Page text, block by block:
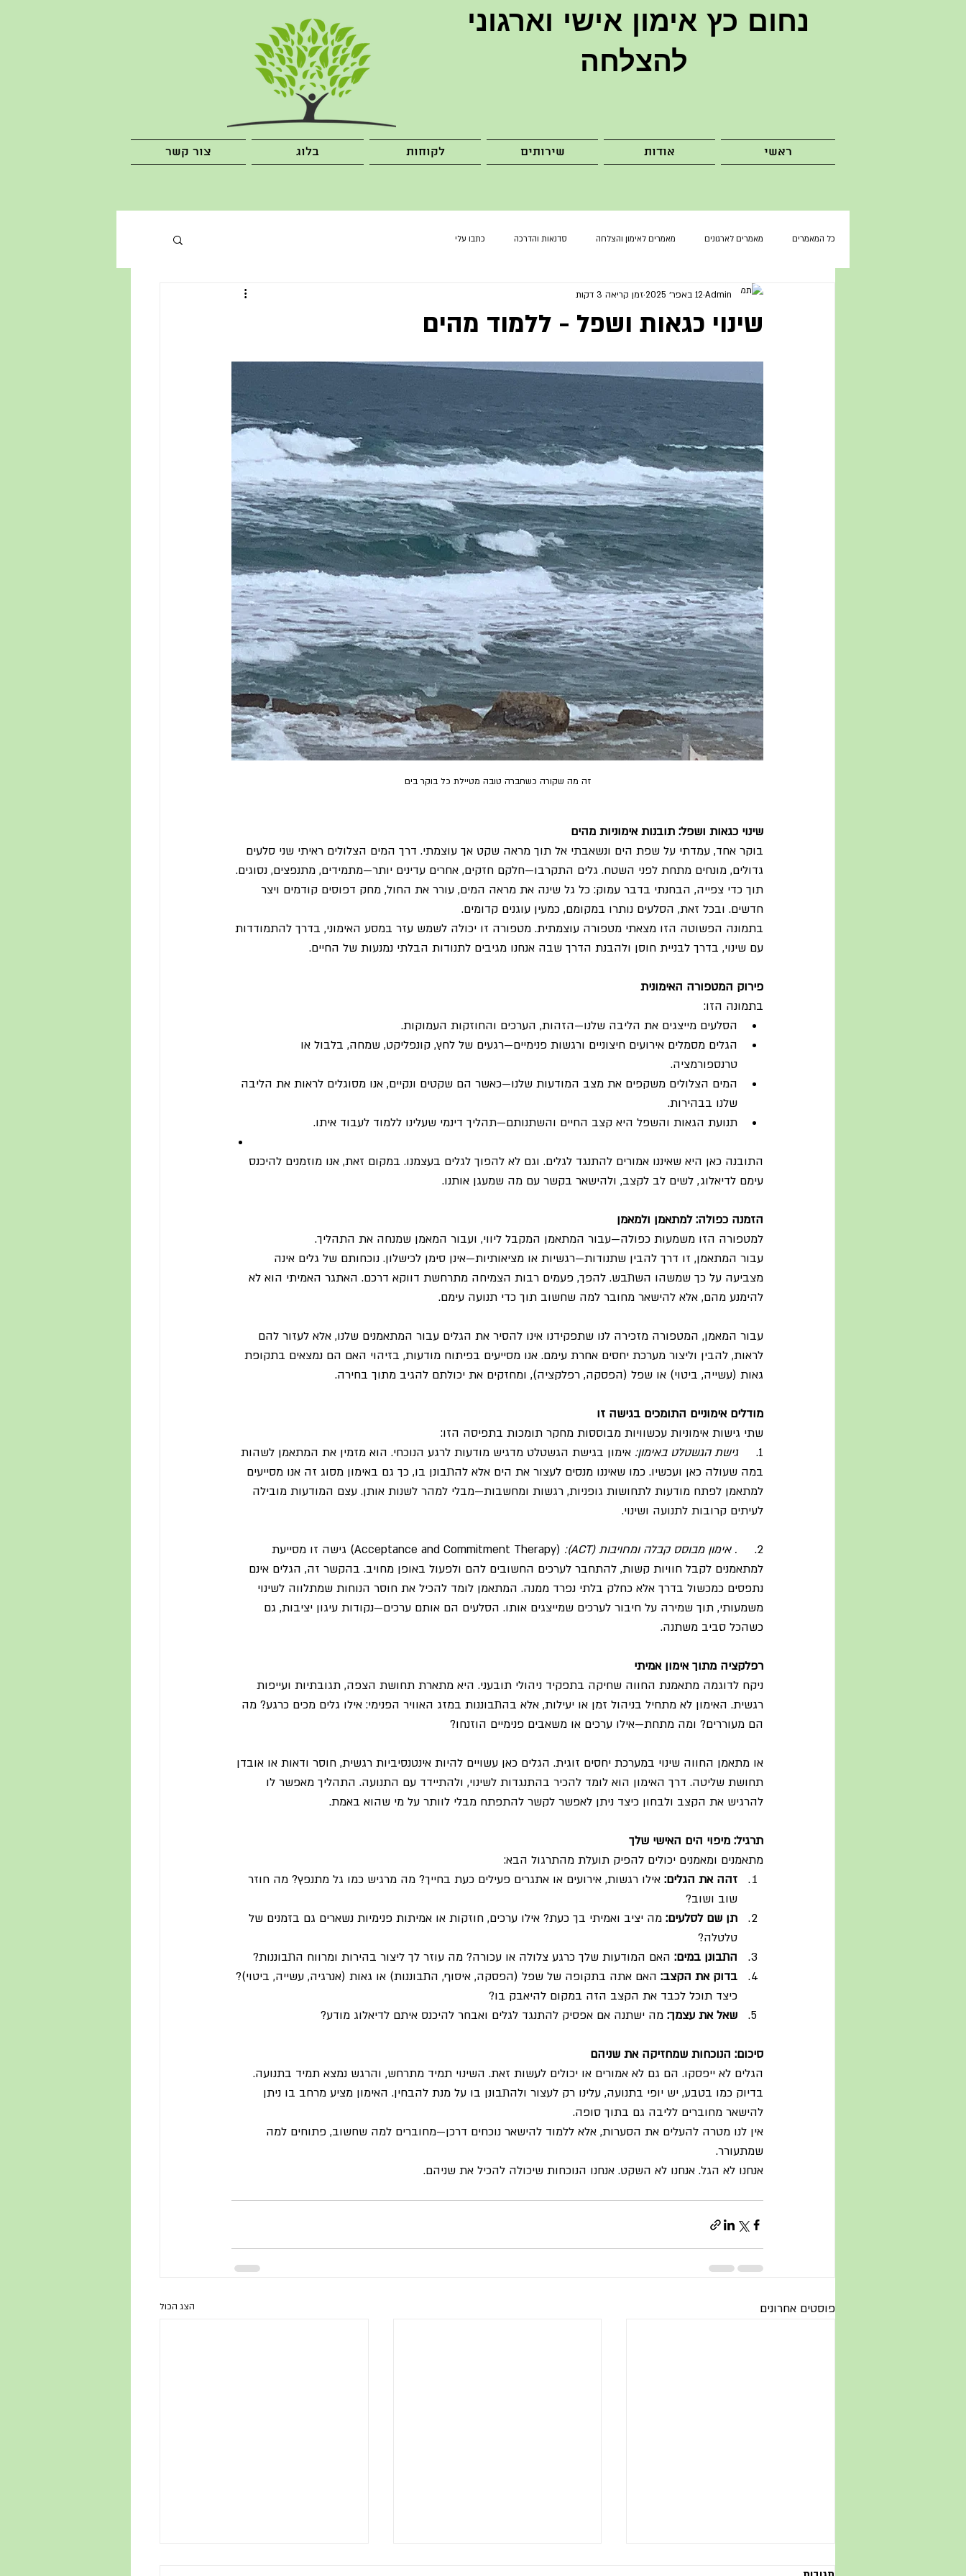
נחום כץ אימון אישי וארגוני
להצלחה
צור קשר בלוג לקוחות שירותים אודות ראשי
כל המאמרים מאמרים לארגונים מאמרים לאימון והצלחה סדנאות והדרכה כתבו עלי
שינוי כגאות ושפל - ללמוד מהים
Admin12 באפר׳ 2025 זמן קריאה 3 דקות
זה מה שקורה כשחברה טובה מטיילת כל בוקר בים
שינוי כגאות ושפל: תובנות אימוניות מהים
בוקר אחד, עמדתי על שפת הים ונשאבתי אל תוך מראה שקט אך עוצמתי. דרך המים הצלולים ראיתי שני סלעים
גדולים, מונחים מתחת לפני השטח. גלים התקרבו—חלקם חזקים, אחרים עדינים יותר—מתמידים, מתנפצים, נסוגים.
תוך כדי צפייה, הבחנתי בדבר עמוק: כל גל שינה את מראה המים, עורר את החול, מחק דפוסים קודמים ויצר
חדשים. ובכל זאת, הסלעים נותרו במקומם, כמעין עוגנים קדומים.
בתמונה הפשוטה הזו מצאתי מטפורה עוצמתית. מטפורה זו יכולה לשמש עזר במסע האימוני, בדרך להתמודדות
עם שינוי, בדרך לבניית חוסן ולהבנת הדרך שבה אנחנו מגיבים לתנודות הבלתי נמנעות של החיים.
פירוק המטפורה האימונית
בתמונה הזו:
הסלעים מייצגים את הליבה שלנו—הזהות, הערכים והחוזקות העמוקות.
הגלים מסמלים אירועים חיצוניים ורגשות פנימיים—רגעים של לחץ, קונפליקט, שמחה, בלבול או
טרנספורמציה.
המים הצלולים משקפים את מצב המודעות שלנו—כאשר הם שקטים ונקיים, אנו מסוגלים לראות את הליבה
שלנו בבהירות.
תנועת הגאות והשפל היא קצב החיים והשתנותם—תהליך דינמי שעלינו ללמוד לעבוד איתו.
התובנה כאן היא שאיננו אמורים להתנגד לגלים. וגם לא להפוך לגלים בעצמנו. במקום זאת, אנו מוזמנים להיכנס
עימם לדיאלוג, לשים לב לקצב, ולהישאר בקשר עם מה שמעגן אותנו.
הזמנה כפולה: למתאמן ולמאמן
למטפורה הזו משמעות כפולה—עבור המתאמן המקבל ליווי, ועבור המאמן שמנחה את התהליך.
עבור המתאמן, זו דרך להבין שתנודות—רגשיות או מציאותיות—אינן סימן לכישלון. נוכחותם של גלים אינה
מצביעה על כך שמשהו השתבש. להפך, פעמים רבות הצמיחה מתרחשת דווקא דרכם. האתגר האמיתי הוא לא
להימנע מהם, אלא להישאר מחובר למה שחשוב תוך כדי תנועה עימם.
עבור המאמן, המטפורה מזכירה לנו שתפקידנו אינו להסיר את הגלים עבור המתאמנים שלנו, אלא לעזור להם
לראות, להבין וליצור מערכת יחסים אחרת עימם. אנו מסייעים בפיתוח מודעות, בזיהוי האם הם נמצאים בתקופת
גאות (עשייה, ביטוי) או שפל (הפסקה, רפלקציה), ומחזקים את יכולתם להגיב מתוך בחירה.
מודלים אימוניים התומכים בגישה זו
שתי גישות אימוניות עכשוויות מבוססות מחקר תומכות בתפיסה הזו:
1.
גישת הגשטלט באימון: אימון בגישת הגשטלט מדגיש מודעות לרגע הנוכחי. הוא מזמין את המתאמן לשהות
במה שעולה כאן ועכשיו. כמו שאיננו מנסים לעצור את הים אלא להתבונן בו, כך גם באימון מסוג זה אנו מסייעים
למתאמן לפתח מודעות לתחושות גופניות, רגשות ומחשבות—מבלי למהר לשנות אותן. עצם המודעות מובילה
לעיתים קרובות לתנועה ושינוי.
2. . אימון מבוסס קבלה ומחויבות (ACT):
(Acceptance and Commitment Therapy) גישה זו מסייעת
למתאמנים לקבל חוויות קשות, להתחבר לערכים החשובים להם ולפעול באופן מחויב. בהקשר זה, הגלים אינם
נתפסים כמכשול בדרך אלא כחלק בלתי נפרד ממנה. המתאמן לומד להכיל את חוסר הנוחות שמתלווה לשינוי
משמעותי, תוך שמירה על חיבור לערכים שמייצגים אותו. הסלעים הם אותם ערכים—נקודות עיגון יציבות, גם
כשהכל סביב משתנה.
רפלקציה מתוך אימון אמיתי
ניקח לדוגמה מתאמנת החווה שחיקה בתפקיד ניהולי תובעני. היא מתארת תחושת הצפה, תגובתיות ועייפות
רגשית. האימון לא מתחיל בניהול זמן או יעילות, אלא בהתבוננות במזג האוויר הפנימי: אילו גלים מכים כרגע? מה
הם מעוררים? ומה מתחת—אילו ערכים או משאבים פנימיים הוזנחו?
או מתאמן החווה שינוי במערכת יחסים זוגית. הגלים כאן עשויים להיות אינטנסיביות רגשית, חוסר ודאות או אובדן
תחושת שליטה. דרך האימון הוא לומד להכיר בהתנגדות לשינוי, ולהתיידד עם התנועה. התהליך מאפשר לו
להרגיש את הקצב ולבחון כיצד ניתן לאפשר לקשר להתפתח מבלי לוותר על מי שהוא באמת.
תרגיל: מיפוי הים האישי שלך
מתאמנים ומאמנים יכולים להפיק תועלת מהתרגול הבא:
זהה את הגלים: אילו רגשות, אירועים או אתגרים פעילים כעת בחייך? מה מרגיש כמו גל מתנפץ? מה חוזר
שוב ושוב?
תן שם לסלעים: מה יציב ואמיתי בך כעת? אילו ערכים, חוזקות או אמיתות פנימיות נשארים גם בזמנים של
טלטלה?
התבונן במים: האם המודעות שלך כרגע צלולה או עכורה? מה עוזר לך ליצור בהירות ומרווח התבוננות?
בדוק את הקצב: האם אתה בתקופה של שפל (הפסקה, איסוף, התבוננות) או גאות (אנרגיה, עשייה, ביטוי)?
כיצד תוכל לכבד את הקצב הזה במקום להיאבק בו?
שאל את עצמך: מה ישתנה אם אפסיק להתנגד לגלים ואבחר להיכנס איתם לדיאלוג מודע?
סיכום: הנוכחות שמחזיקה את שניהם
הגלים לא ייפסקו. הם גם לא אמורים או יכולים לעשות זאת. השינוי תמיד מתרחש, והרגש נמצא תמיד בתנועה.
בדיוק כמו בטבע, יש יופי בתנועה, עלינו רק לעצור ולהתבונן בו על מנת להבחין. האימון מציע מרחב בו ניתן
להישאר מחוברים לליבה גם בתוך סופה.
אין לנו מטרה להעלים את הסערות, אלא ללמוד להישאר נוכחים דרכן—מחוברים למה שחשוב, פתוחים למה
שמתעורר.
אנחנו לא הגל. אנחנו לא השקט. אנחנו הנוכחות שיכולה להכיל את שניהם.
פוסטים אחרונים הצג הכול